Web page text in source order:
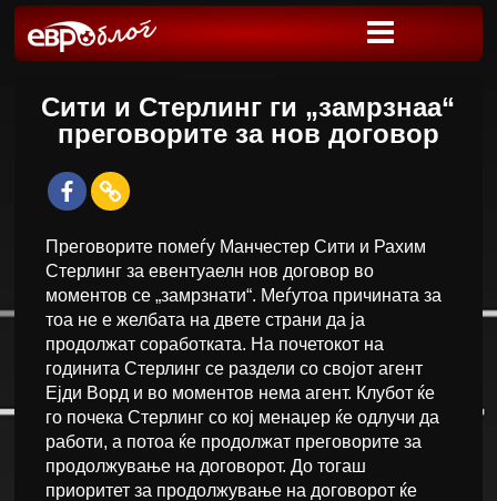
Сити и Стерлинг ги „замрзнаа“
преговорите за нов договор
Преговорите помеѓу Манчестер Сити и Рахим
Стерлинг за евентуаелн нов договор во
моментов се „замрзнати“. Меѓутоа причината за
тоа не е желбата на двете страни да ја
продолжат соработката. На почетокот на
годинита Стерлинг се раздели со својот агент
Ејди Ворд и во моментов нема агент. Клубот ќе
го почека Стерлинг со кој менаџер ќе одлучи да
работи, а потоа ќе продолжат преговорите за
продолжување на договорот. До тогаш
приоритет за продолжување на договорот ќе